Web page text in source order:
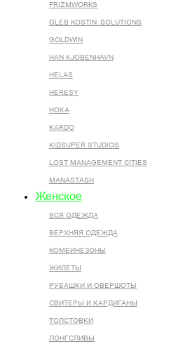
FRIZMWORKS
GLEB KOSTIN .SOLUTIONS
GOLDWIN
HAN KJOBENHAVN
HELAS
HERESY
HOKA
KARDO
KIDSUPER STUDIOS
LOST MANAGEMENT CITIES
MANASTASH
Женское
ВСЯ ОДЕЖДА
ВЕРХНЯЯ ОДЕЖДА
КОМБИНЕЗОНЫ
ЖИЛЕТЫ
РУБАШКИ И ОВЕРШОТЫ
СВИТЕРЫ И КАРДИГАНЫ
ТОЛСТОВКИ
ЛОНГСЛИВЫ